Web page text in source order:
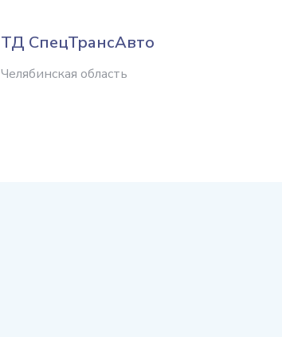
ТД СпецТрансАвто
Челябинская область